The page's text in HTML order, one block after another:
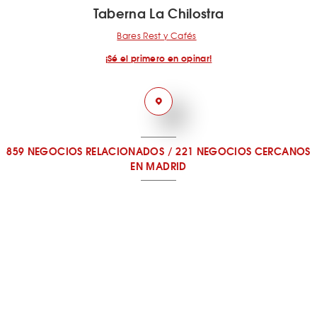
Taberna La Chilostra
Bares Rest y Cafés
¡Sé el primero en opinar!
859 NEGOCIOS RELACIONADOS /221 NEGOCIOS CERCANOS
EN MADRID